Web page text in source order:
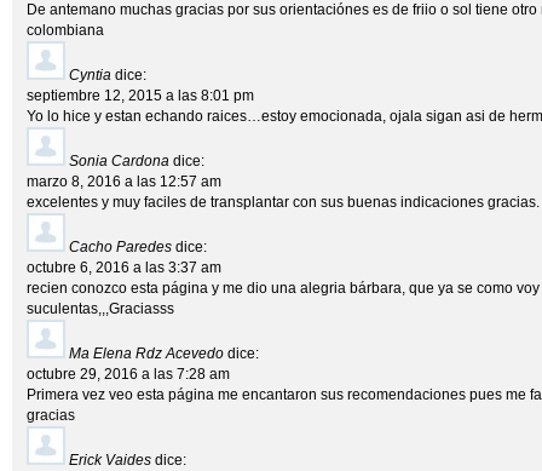
De antemano muchas gracias por sus orientaciónes es de friio o sol tiene
colombiana
Cyntia dice:
septiembre 12, 2015 a las 8:01 pm
Yo lo hice y estan echando raices…estoy emocionada, ojala sigan asi de
Sonia Cardona dice:
marzo 8, 2016 a las 12:57 am
excelentes y muy faciles de transplantar con sus buenas indicaciones gracias.
Cacho Paredes dice:
octubre 6, 2016 a las 3:37 am
recien conozco esta página y me dio una alegria bárbara, que ya se como
suculentas,,,Graciasss
Ma Elena Rdz Acevedo dice:
octubre 29, 2016 a las 7:28 am
Primera vez veo esta página me encantaron sus recomendaciones pues me
gracias
Erick Vaides dice: